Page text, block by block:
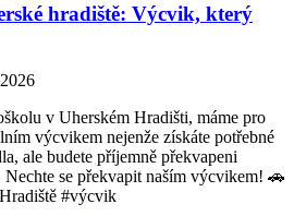
hradiště: Výcvik, který
v Uherském Hradišti, máme pro
výcvikem nejenže získáte potřebné
ale budete příjemně překvapeni
se překvapit naším výcvikem! 🚗
#výcvik